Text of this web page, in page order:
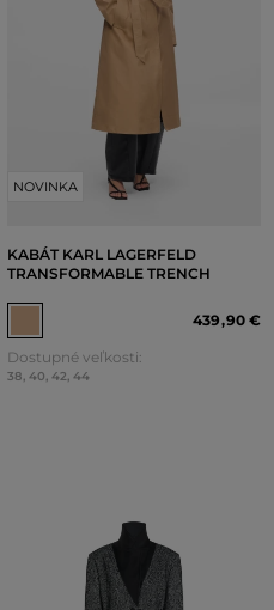
NOVINKA
KABÁT KARL LAGERFELD
TRANSFORMABLE TRENCH
439,90 €
Dostupné veľkosti:
38, 40, 42, 44